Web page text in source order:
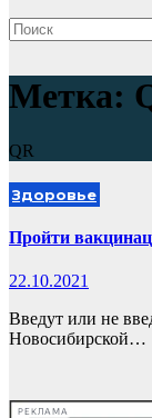
Метка:
QR
Здоровье
Пройти
22.10.2021
Введут или не
Новосибирской…
РЕКЛАМА